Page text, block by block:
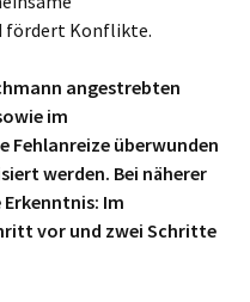
fördert Konflikte.
angestrebten
im
Fehlanreize überwunden
werden. Bei näherer
Im
vor und zwei Schritte